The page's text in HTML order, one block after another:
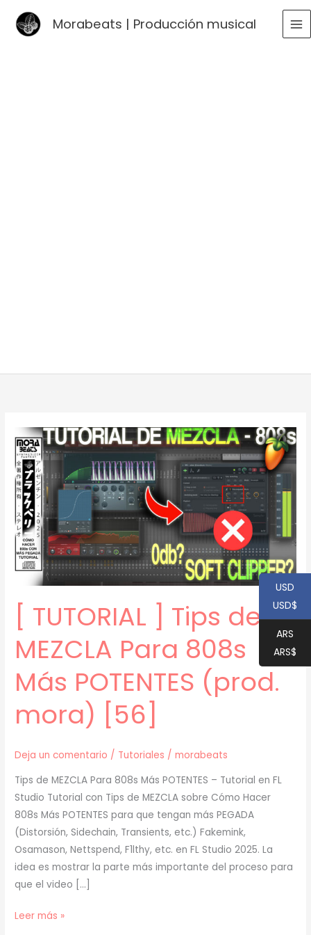
Morabeats | Producción musical
[ TUTORIAL ] Tips de
MEZCLA Para 808s
Más POTENTES (prod.
mora) [56]
Deja un comentario / Tutoriales /morabeats
Tips de MEZCLA Para 808s Más POTENTES – Tutorial en FL
Studio Tutorial con Tips de MEZCLA sobre Cómo Hacer
808s Más POTENTES para que tengan más PEGADA
(Distorsión, Sidechain, Transients, etc.) Fakemink,
Osamason, Nettspend, F1lthy, etc. en FL Studio 2025. La
idea es mostrar la parte más importante del proceso para
que el video […]
[
Leer más »
USD
USD$
ARS
ARS$